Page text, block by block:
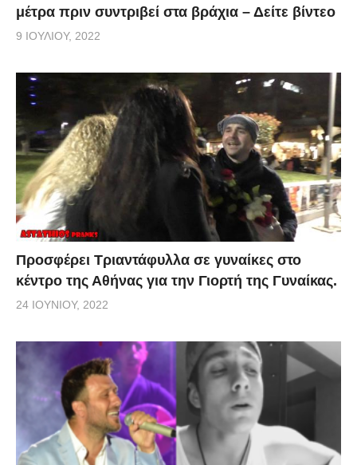
μέτρα πριν συντριβεί στα βράχια – Δείτε βίντεο
9 ΙΟΥΛΊΟΥ, 2022
Προσφέρει Τριαντάφυλλα σε γυναίκες στο
κέντρο της Αθήνας για την Γιορτή της Γυναίκας.
24 ΙΟΥΝΊΟΥ, 2022